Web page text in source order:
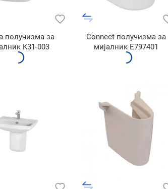
получизма за
K31-003
Connect получизма за
мијалник E797401